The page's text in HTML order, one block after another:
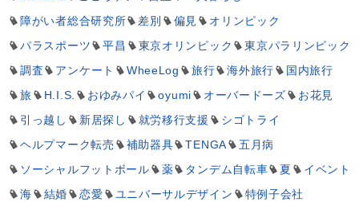
障がい者総合研究所
差別 偏見
オリンピック
パラスポーツ
平昌 東京オリンピック
東京パラリンピック
調査
アンケート WheeLog 旅行 海外旅行
国内旅行
旅
H.I.S. おゆみパイ oyumi オーバードーズ
お花見
引っ越し
新居探し 就労移行支援
シゴトライ
ヘルプマーク転売
補助器具 TENGA
五月病
ソーシャルフットボール
薬 タンデム自転車 夏
イベント
海
結婚 恋愛 ユニバーサルデザイン
特例子会社